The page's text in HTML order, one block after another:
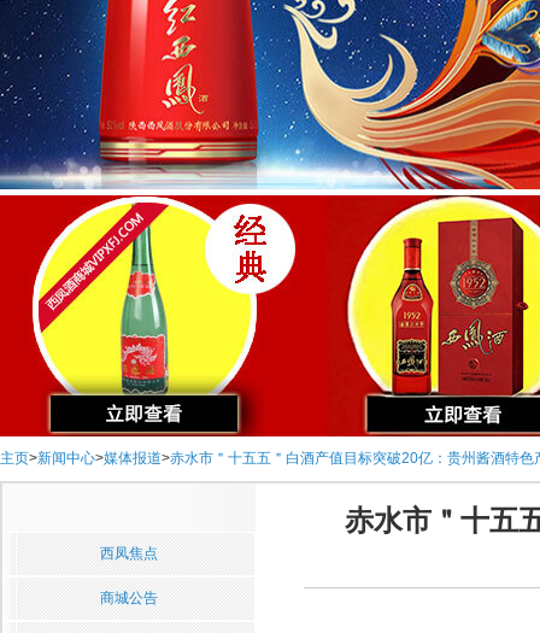
主页>新闻中心>媒体报道>赤水市＂十五五＂白酒产值目标突破20亿：贵州酱酒特色
西凤焦点
商城公告
赤水市＂十五